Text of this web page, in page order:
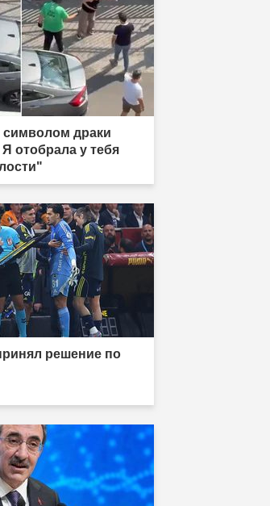
драки
отобрала у тебя
решение по